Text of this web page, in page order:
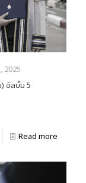
2025
อัลบั้ม 5
Read more